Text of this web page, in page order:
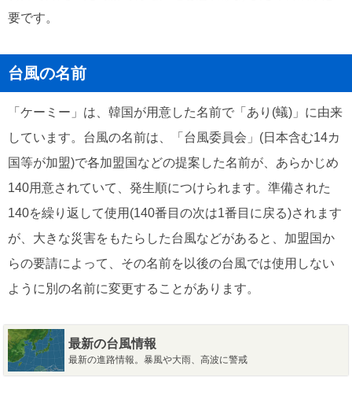
要です。
台風の名前
「ケーミー」は、韓国が用意した名前で「あり(蟻)」に由来
しています。台風の名前は、「台風委員会」(日本含む14カ
国等が加盟)で各加盟国などの提案した名前が、あらかじめ
140用意されていて、発生順につけられます。準備された
140を繰り返して使用(140番目の次は1番目に戻る)されます
が、大きな災害をもたらした台風などがあると、加盟国か
らの要請によって、その名前を以後の台風では使用しない
ように別の名前に変更することがあります。
最新の台風情報
最新の進路情報。暴風や大雨、高波に警戒